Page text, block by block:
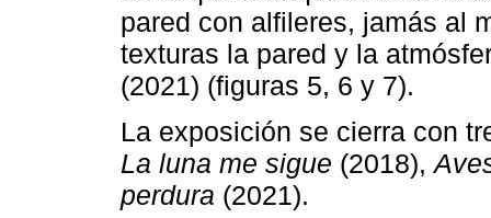
pared con alfileres, jamás al
texturas la pared y la
(2021) (figuras 5, 6 y 7).
La exposición se cierra con
La luna me sigue (2018),
perdura (2021).